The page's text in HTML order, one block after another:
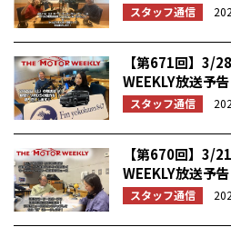
スタッフ通信
【第671回】3/
WEEKLY放送予告
スタッフ通信
【第670回】3/
WEEKLY放送予告
スタッフ通信